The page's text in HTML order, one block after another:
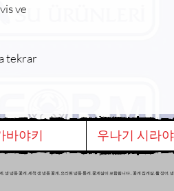
ve
tekrar
바야키 우나기 시라
꽃게, 세척 생 냉동 꽃게, 요리된 냉동 통게, 꽃게살이 포함됩니다. , 꽃게 집게살, 활